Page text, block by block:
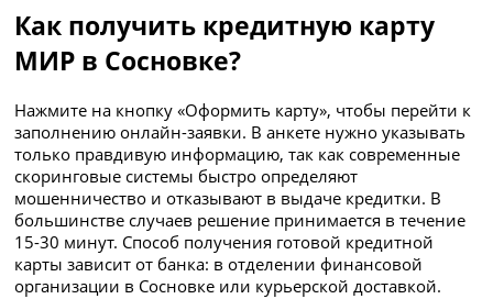
Как получить кредитную карту
МИР в Сосновке?
Нажмите на кнопку «Оформить карту», чтобы перейти к
заполнению онлайн-заявки. В анкете нужно указывать
только правдивую информацию, так как современные
скоринговые системы быстро определяют
мошенничество и отказывают в выдаче кредитки. В
большинстве случаев решение принимается в течение
15-30 минут. Способ получения готовой кредитной
карты зависит от банка: в отделении финансовой
организации в Сосновке или курьерской доставкой.